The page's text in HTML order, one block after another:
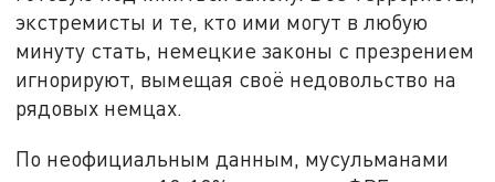
экстремисты и те, кто ими могут в любую
минуту стать, немецкие законы с презрением
игнорируют, вымещая своё недовольство на
рядовых немцах.
По неофициальным данным, мусульманами